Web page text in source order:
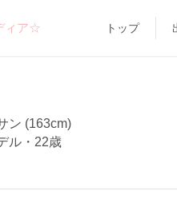
ィア☆ トップ
ン (163cm)
ル・22歳